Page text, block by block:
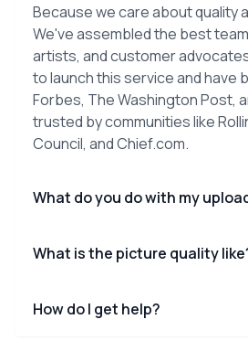
Because we care about quality
We've assembled the best
artists, and customer
to launch this service and have
Forbes, The Washington Post,
trusted by communities like
Council, and Chief.com.
What do you do with my
What is the picture quality
How do I get help?